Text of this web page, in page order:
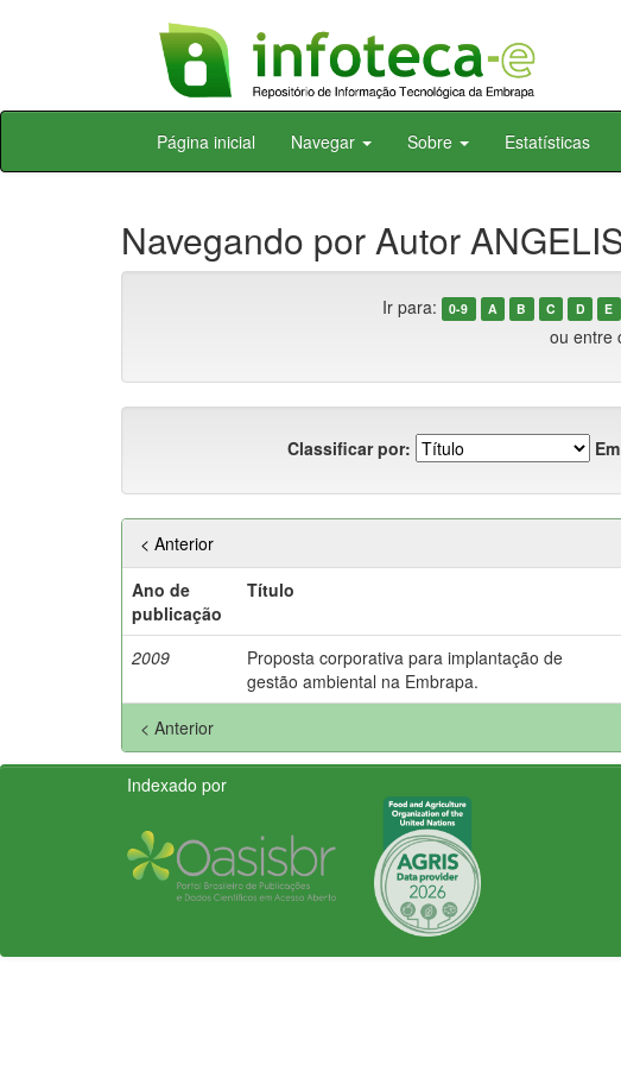
Skip
Página inicial Navegar Sobre Estatísticas
Navegando por Autor
Ir para: 0-9 A B C D E
ou entre
Classificar por:
< Anterior
Ano de
publicação
Título
2009
Proposta corporativa para implantação de
gestão ambiental na Embrapa.
< Anterior
Indexado por